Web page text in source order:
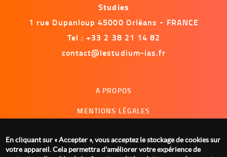
Studies
1 rue Dupanloup 45000 Orléans - FRANCE
Tel : +33 2 38 21 14 82
contact@lestudium-ias.fr
A PROPOS
MENTIONS LÉGALES
GESTION DES COOKIES
En cliquant sur « Accepter », vous acceptez le stockage de cookies sur
votre appareil. Cela permettra d'améliorer votre expérience de